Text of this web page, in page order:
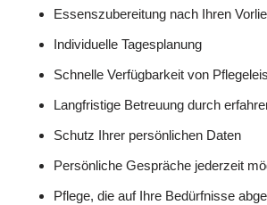
Essenszubereitung nach Ihren
Individuelle Tagesplanung
Schnelle Verfügbarkeit von
Langfristige Betreuung durch
Schutz Ihrer persönlichen Daten
Persönliche Gespräche jederzeit
Pflege, die auf Ihre Bedürfnisse